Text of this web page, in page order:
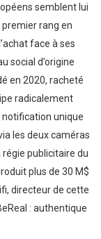
semblent lui
rang en
face à ses
social d’origine
en 2020, racheté
radicalement
unique
les deux caméras
publicitaire du
plus de 30 M$
directeur de cette
: authentique